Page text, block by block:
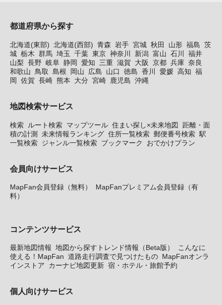
都道府県から探す
北海道(東部) 北海道(西部) 青森 岩手 宮城 秋田 山形 福島 茨
城 栃木 群馬 埼玉 千葉 東京 神奈川 新潟 富山 石川
福井
山梨 長野 岐阜 静岡 愛知 三重 滋賀 大阪 京都 兵庫 奈良
和歌山
鳥取 島根 岡山 広島 山口 徳島 香川 愛媛 高知 福
岡
佐賀 長崎 熊本 大分 宮崎 鹿児島 沖縄
地図検索サービス
検索 ルート検索 マップツール 住まい探し×未来地図
距離・面
積の計測 未来情報ランキング 住所一覧検索 郵便番号検索 駅
一覧検索 ジャンル一覧検索 ブックマーク おでかけプラン
会員向けサービス
MapFan会員登録（無料）
MapFanプレミアム会員登録（有
料）
コンテンツサービス
最新地図情報 地図から探すトレンド情報（Beta版）
こんなに
使える！MapFan 道路走行調査で見つけたもの MapFanオンラ
インストア
カーナビ地図更新 宿・ホテル・旅館予約
個人向けサービス